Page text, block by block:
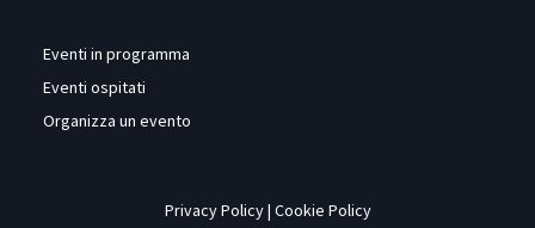
Eventi in programma
Eventi ospitati
Organizza un evento
Privacy Policy| Cookie Policy